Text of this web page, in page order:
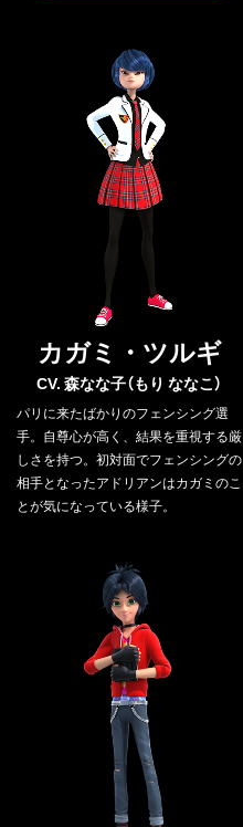
カガミ・ツルギ
CV. 森なな子（もり ななこ）
パリに来たばかりのフェンシング選
手。自尊心が高く、結果を重視する厳
しさを持つ。初対面でフェンシングの
相手となったアドリアンはカガミのこ
とが気になっている様子。